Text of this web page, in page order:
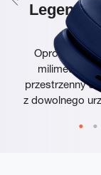
Oprócz
milimetrowe
przestrzenny
z dowolnego